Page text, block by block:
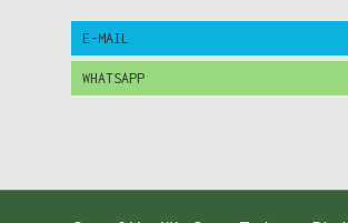
E-MAIL
WHATSAPP